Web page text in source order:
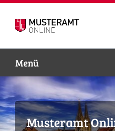
Zur Navigation springen
Zum Inhalt springen
Menü
Musteramt
Musteramt
Musteramt